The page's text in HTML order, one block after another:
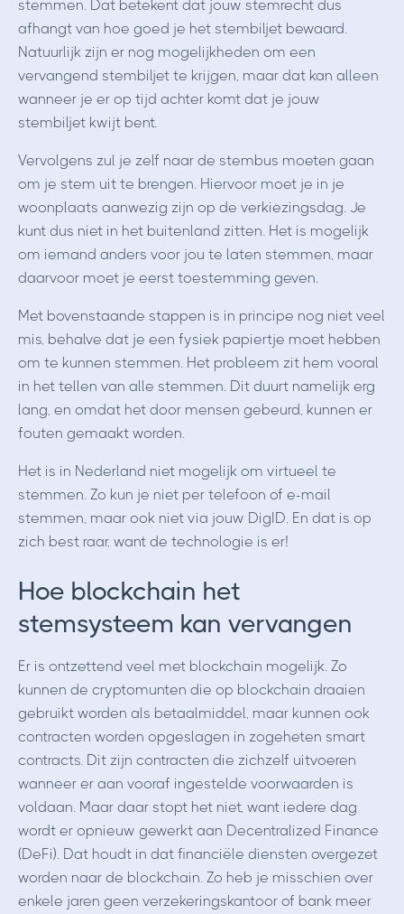
stemmen. Dat betekent dat jouw stemrecht dus
afhangt van hoe goed je het stembiljet bewaard.
Natuurlijk zijn er nog mogelijkheden om een
vervangend stembiljet te krijgen, maar dat kan alleen
wanneer je er op tijd achter komt dat je jouw
stembiljet kwijt bent.
Vervolgens zul je zelf naar de stembus moeten gaan
om je stem uit te brengen. Hiervoor moet je in je
woonplaats aanwezig zijn op de verkiezingsdag. Je
kunt dus niet in het buitenland zitten. Het is mogelijk
om iemand anders voor jou te laten stemmen, maar
daarvoor moet je eerst toestemming geven.
Met bovenstaande stappen is in principe nog niet veel
mis, behalve dat je een fysiek papiertje moet hebben
om te kunnen stemmen. Het probleem zit hem vooral
in het tellen van alle stemmen. Dit duurt namelijk erg
lang, en omdat het door mensen gebeurd, kunnen er
fouten gemaakt worden.
Het is in Nederland niet mogelijk om virtueel te
stemmen. Zo kun je niet per telefoon of e-mail
stemmen, maar ook niet via jouw DigID. En dat is op
zich best raar, want de technologie is er!
Hoe blockchain het
stemsysteem kan vervangen
Er is ontzettend veel met blockchain mogelijk. Zo
kunnen de cryptomunten die op blockchain draaien
gebruikt worden als betaalmiddel, maar kunnen ook
contracten worden opgeslagen in zogeheten smart
contracts. Dit zijn contracten die zichzelf uitvoeren
wanneer er aan vooraf ingestelde voorwaarden is
voldaan. Maar daar stopt het niet, want iedere dag
wordt er opnieuw gewerkt aan Decentralized Finance
(DeFi). Dat houdt in dat financiële diensten overgezet
worden naar de blockchain. Zo heb je misschien over
enkele jaren geen verzekeringskantoor of bank meer